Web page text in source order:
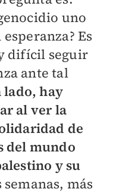
uno
Es
difícil seguir
ante tal
lado, hay
al ver la
de
del mundo
y su
semanas, más